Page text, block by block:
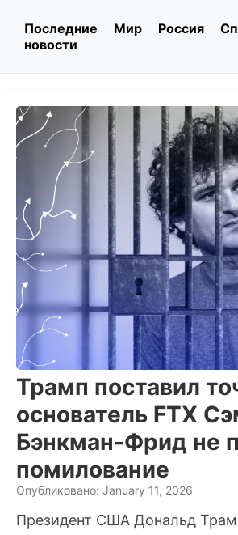
Последние
новости
Мир Россия
Трамп поставил
основатель FTX
Бэнкман-Фрид не
помилование
Опубликовано: January 11, 2026
Президент США Дональд